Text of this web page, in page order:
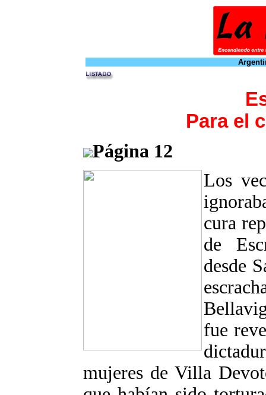
Para el
Página 12
Los
igno
cura
de
desde
fue
mujeres de Villa